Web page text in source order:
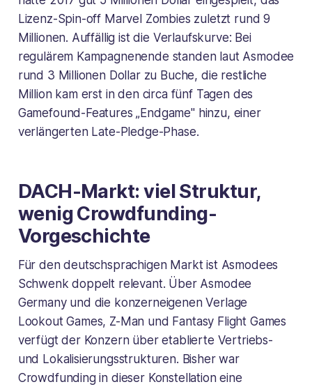
Lizenz-Spin-off Marvel Zombies zuletzt rund 9
Millionen. Auffällig ist die Verlaufskurve: Bei
regulärem Kampagnenende standen laut Asmodee
rund 3 Millionen Dollar zu Buche, die restliche
Million kam erst in den circa fünf Tagen des
Gamefound-Features „Endgame" hinzu, einer
verlängerten Late-Pledge-Phase.
DACH-Markt: viel Struktur,
wenig Crowdfunding-
Vorgeschichte
Für den deutschsprachigen Markt ist Asmodees
Schwenk doppelt relevant. Über Asmodee
Germany und die konzerneigenen Verlage
Lookout Games, Z-Man und Fantasy Flight Games
verfügt der Konzern über etablierte Vertriebs-
und Lokalisierungsstrukturen. Bisher war
Crowdfunding in dieser Konstellation eine